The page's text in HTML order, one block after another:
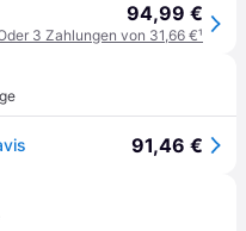
94,99 €
3 Zahlungen von 31,66 €¹
91,46 €